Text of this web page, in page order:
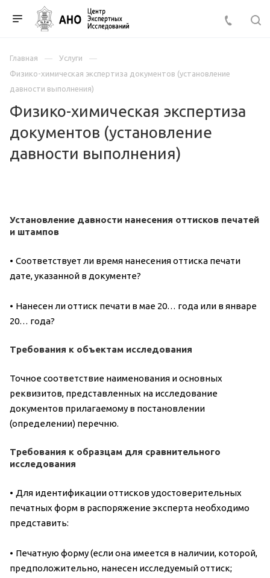
Главная
Услуги
Физико-химическая экспертиза документов (установление
давности выполнения)
Физико-химическая экспертиза
документов (установление
давности выполнения)
Установление давности нанесения оттисков печатей
и штампов
• Соответствует ли время нанесения оттиска печати
дате, указанной в документе?
• Нанесен ли оттиск печати в мае 20… года или в январе
20… года?
Требования к объектам исследования
Точное соответствие наименования и основных
реквизитов, представленных на исследование
документов прилагаемому в постановлении
(определении) перечню.
Требования к образцам для сравнительного
исследования
• Для идентификации оттисков удостоверительных
печатных форм в распоряжение эксперта необходимо
представить:
• Печатную форму (если она имеется в наличии, которой,
предположительно, нанесен исследуемый оттиск;